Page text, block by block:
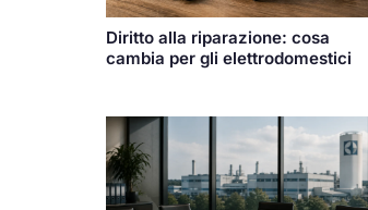
Diritto alla riparazione: cosa
cambia per gli elettrodomestici